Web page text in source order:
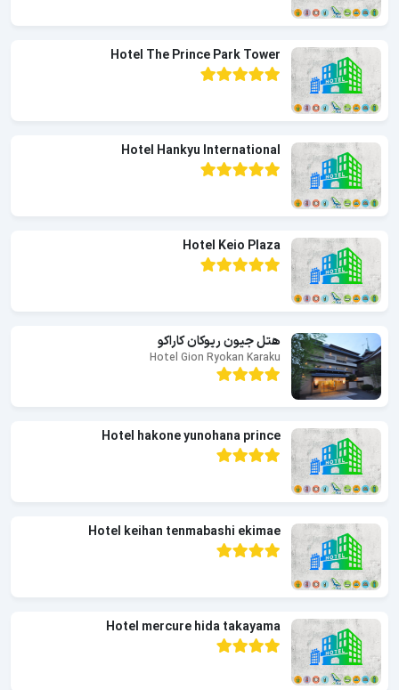
Hotel The Prince Park Tower
Hotel Hankyu International
Hotel Keio Plaza
هتل جیون ریوکان کاراکو
Hotel Gion Ryokan Karaku
Hotel hakone yunohana prince
Hotel keihan tenmabashi ekimae
Hotel mercure hida takayama